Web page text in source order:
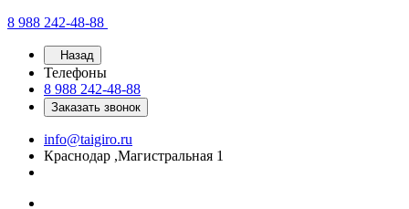
8 988 242-48-88
Назад
Телефоны
8 988 242-48-88
Заказать звонок
info@taigiro.ru
Краснодар ,Магистральная 1